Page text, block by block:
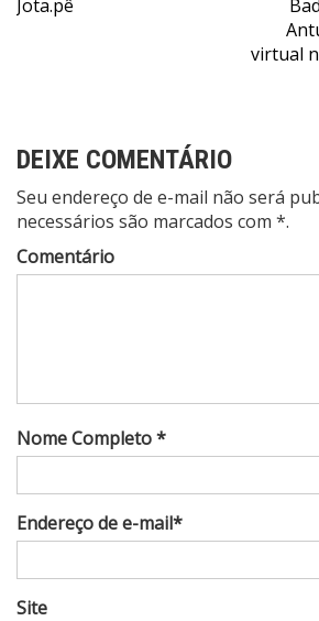
de
Jota.pê
virtual
DEIXE COMENTÁRIO
Seu endereço de e-mail não será
necessários são marcados com *.
Comentário
Nome Completo *
Endereço de e-mail*
Site